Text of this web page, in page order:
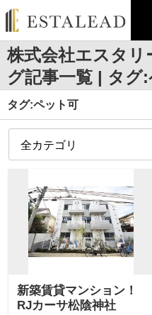
株式会社エスタ
グ記事一覧 | タグ
タグ:ペット可
新築賃貸マンション！
RJカーサ松陰神社